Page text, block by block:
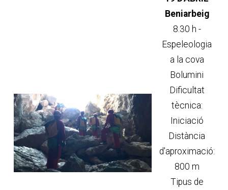
Beniarbeig
8.30 h -
Espeleologia
a la cova
Bolumini
Dificultat
tècnica:
Iniciació
Distància
d'aproximació:
800 m
Tipus de